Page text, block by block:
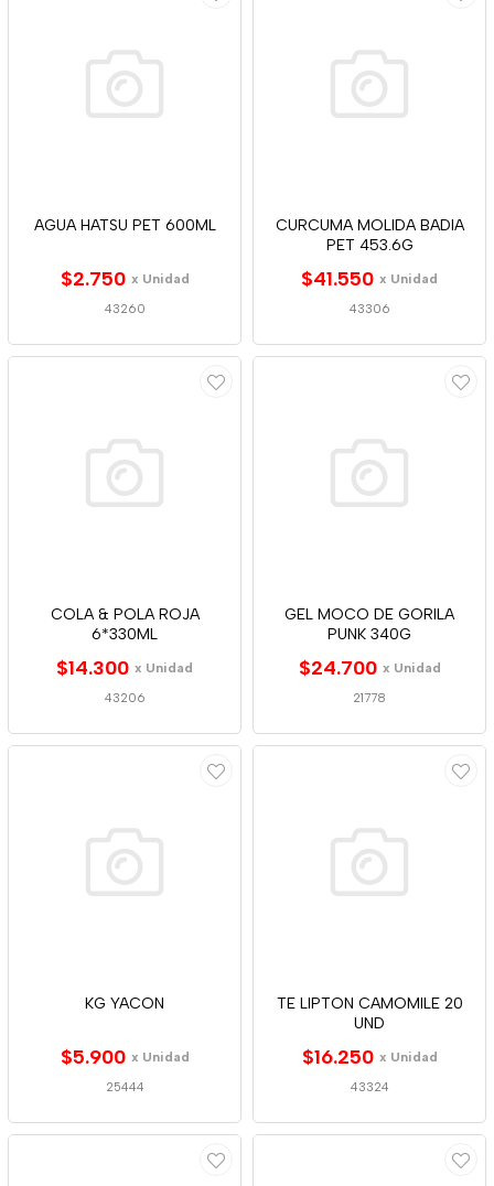
AGUA HATSU PET 600ML
$2.750 x Unidad
43260
CURCUMA MOLIDA BADIA
PET 453.6G
$41.550 x Unidad
43306
COLA & POLA ROJA
6*330ML
$14.300 x Unidad
43206
GEL MOCO DE GORILA
PUNK 340G
$24.700 x Unidad
21778
KG YACON
$5.900 x Unidad
25444
TE LIPTON CAMOMILE 20
UND
$16.250 x Unidad
43324